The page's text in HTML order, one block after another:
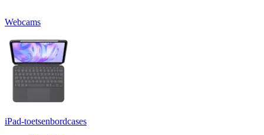
Webcams
iPad-toetsenbordcases